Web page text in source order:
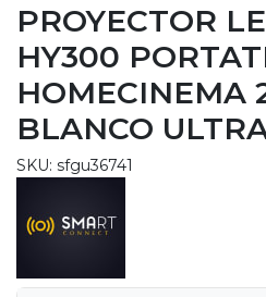
PROYECTOR
HY300
HOMECINEMA
BLANCO
SKU: sfgu36741